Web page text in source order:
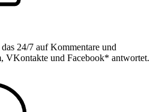
24/7 auf Kommentare und
VKontakte und Facebook* antwortet.